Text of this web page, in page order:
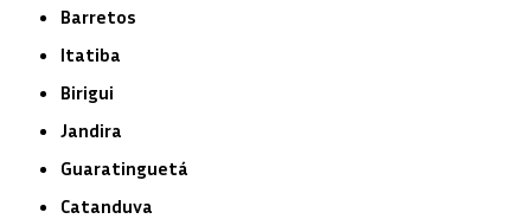
Barretos
Itatiba
Birigui
Jandira
Guaratinguetá
Catanduva